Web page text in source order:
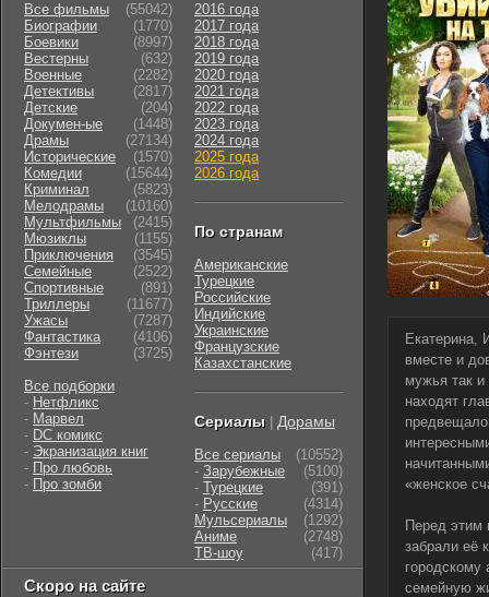
Екатерина,
вместе и
мужья так и
находят
предвещало
«женское
Перед этим
забрали её
городскому
семейную
Все фильмы
(55042)
Биографии
(1770)
Боевики
(8997)
Вестерны
(632)
Военные
(2282)
Детективы
(2817)
Детские
(204)
Докумен-ые
(1448)
Драмы
(27134)
Исторические
(1570)
Комедии
(15644)
Криминал
(5823)
Мелодрамы
(10160)
Мультфильмы
(2415)
Мюзиклы
(1155)
Приключения
(3545)
Семейные
(2522)
Cпортивные
(891)
Триллеры
(11677)
Ужасы
(7287)
Фантастика
(4106)
Фэнтези
(3725)
Все подборки
- Нетфликс
- Марвел
- DC комикс
- Экранизация книг
- Про любовь
- Про зомби
2016 года
2017 года
2018 года
2019 года
2020 года
2021 года
2022 года
2023 года
2024 года
2025 года
2026 года
По странам
Американские
Турецкие
Российские
Индийские
Украинские
Французские
Казахстанские
Сериалы Дорамы
Все сериалы
(10552)
- Зарубежные
(5100)
- Турецкие
(391)
- Русские
(4314)
Мульсериалы
(1292)
Аниме
(2748)
ТВ-шоу
(417)
Скоро на сайте